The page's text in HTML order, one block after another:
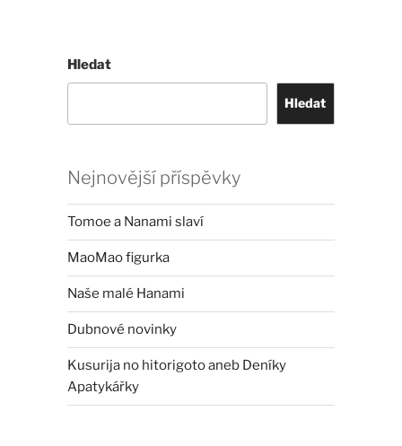
Hledat
Hledat
Nejnovější příspěvky
Tomoe a Nanami slaví
MaoMao figurka
Naše malé Hanami
Dubnové novinky
Kusurija no hitorigoto aneb Deníky
Apatykářky